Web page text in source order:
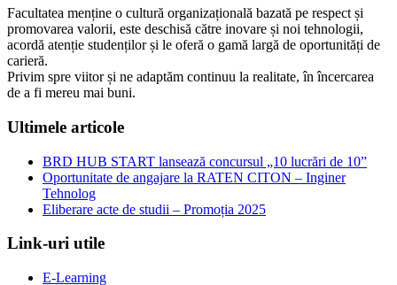
Facultatea menține o cultură organizațională bazată pe respect și
promovarea valorii, este deschisă către inovare și noi tehnologii,
acordă atenție studenților și le oferă o gamă largă de oportunități de
carieră.
Privim spre viitor și ne adaptăm continuu la realitate, în încercarea
de a fi mereu mai buni.
Ultimele articole
BRD HUB START lansează concursul „10 lucrări de 10”
Oportunitate de angajare la RATEN CITON – Inginer
Tehnolog
Eliberare acte de studii – Promoția 2025
Link-uri utile
E-Learning